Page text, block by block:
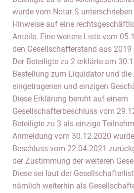
wurde vom Notar S
Hinweise auf eine
Anteile. Eine weitere Liste vom
den Gesellschafterstand aus 2019
Der Beteiligte zu 2 erklärte am
Bestellung zum Liquidator und
eingetragenen und einzigen
Diese Erklärung beruht auf einem
Gesellschafterbeschluss vom
Beteiligte zu 3 als einzige
Anmeldung vom 30.12.2020
Beschluss vom 22.04.2021
der Zustimmung der weiteren
Diese sei laut der
nämlich weiterhin als